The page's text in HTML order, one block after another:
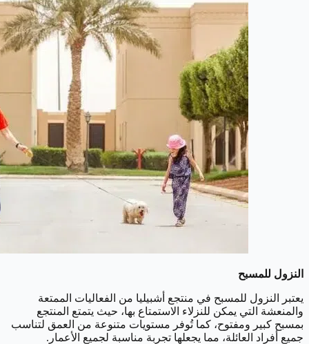
النزول للمسبح
يعتبر النزول للمسبح في منتجع أشبيليا من الفعاليات الممتعة
والمنعشة التي يمكن للنزلاء الاستمتاع بها، حيث يتمتع المنتجع
بمسبح كبير ومفتوح، كما تُوفر مستويات متنوعة من العمق لتناسب
جميع أفراد العائلة، مما يجعلها تجربة مناسبة لجميع الأعمار.